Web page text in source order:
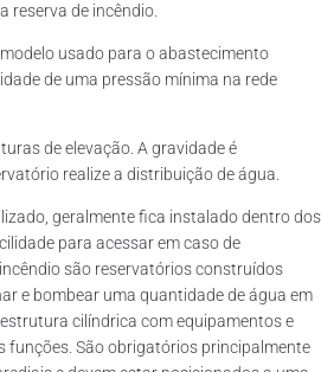
reserva de incêndio.
usado para o abastecimento
de uma pressão mínima na rede
de elevação. A gravidade é
realize a distribuição de água.
geralmente fica instalado dentro dos
para acessar em caso de
são reservatórios construídos
e bombear uma quantidade de água em
cilíndrica com equipamentos e
funções. São obrigatórios principalmente